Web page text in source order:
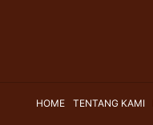
HOME TENTANG KAMI